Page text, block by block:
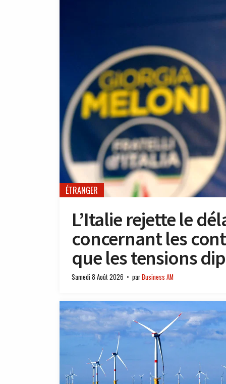
ÉTRANGER
L’Italie rejette le
concernant les
que les tensions
Samedi 8 Août 2026 parBusiness AM